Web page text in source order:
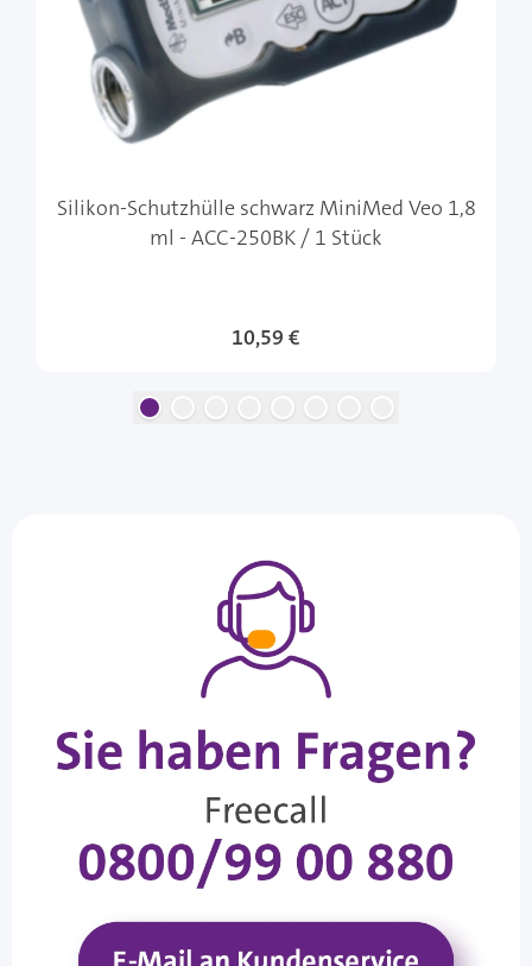
Silikon-Schutzhülle schwarz MiniMed Veo 1,8
ml - ACC-250BK / 1 Stück
10,59 €